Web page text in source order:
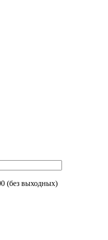
(без выходных)